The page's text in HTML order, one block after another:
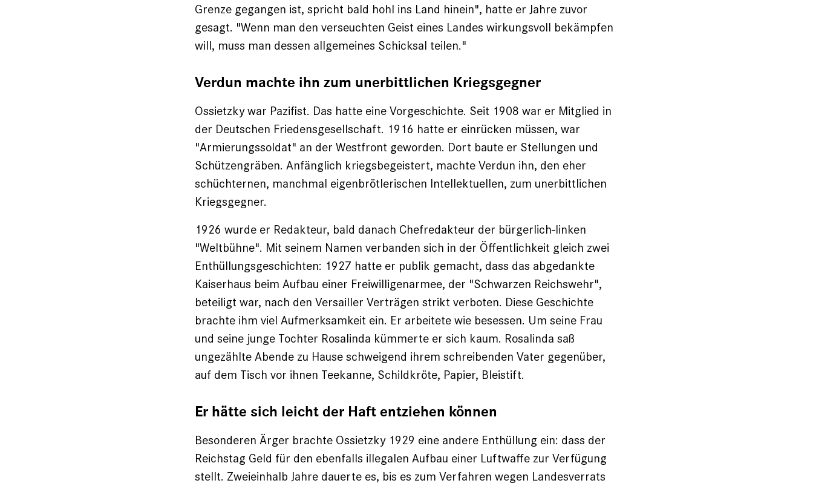
Grenze gegangen ist, spricht bald hohl ins Land hinein", hatte er Jahre zuvor
gesagt. "Wenn man den verseuchten Geist eines Landes wirkungsvoll bekämpfen
will, muss man dessen allgemeines Schicksal teilen."
Verdun machte ihn zum unerbittlichen Kriegsgegner
Ossietzky war Pazifist. Das hatte eine Vorgeschichte. Seit 1908 war er Mitglied in
der Deutschen Friedensgesellschaft. 1916 hatte er einrücken müssen, war
"Armierungssoldat" an der Westfront geworden. Dort baute er Stellungen und
Schützengräben. Anfänglich kriegsbegeistert, machte Verdun ihn, den eher
schüchternen, manchmal eigenbrötlerischen Intellek­tuellen, zum unerbittlichen
Kriegsgegner.
1926 wurde er Redakteur, bald danach Chefredakteur der bürgerlich-linken
"Weltbühne". Mit seinem Namen verbanden sich in der Öffentlichkeit gleich zwei
Enthüllungsgeschichten: 1927 hatte er publik gemacht, dass das abgedankte
Kaiserhaus beim Aufbau einer Freiwilligenarmee, der "Schwarzen Reichswehr",
beteiligt war, nach den Versailler Verträgen strikt verboten. Diese Geschichte
brachte ihm viel Aufmerksamkeit ein. Er arbeitete wie besessen. Um seine Frau
und seine junge Tochter Rosalinda kümmerte er sich kaum. Rosalinda saß
ungezählte Abende zu Hause schweigend ihrem schreibenden Vater gegenüber,
auf dem Tisch vor ihnen Teekanne, Schildkröte, Papier, Bleistift.
Er hätte sich leicht der Haft entziehen können
Besonderen Ärger brachte Ossietzky 1929 eine andere Enthüllung ein: dass der
Reichstag Geld für den ebenfalls illegalen Aufbau einer Luftwaffe zur Verfügung
stellt. Zweieinhalb Jahre dauerte es, bis es zum Verfahren wegen Landesverrats